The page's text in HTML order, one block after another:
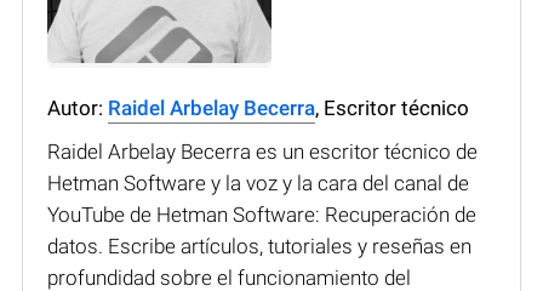
Autor: Raidel Arbelay Becerra, Escritor técnico
Raidel Arbelay Becerra es un escritor técnico de
Hetman Software y la voz y la cara del canal de
YouTube de Hetman Software: Recuperación de
datos. Escribe artículos, tutoriales y reseñas en
profundidad sobre el funcionamiento del